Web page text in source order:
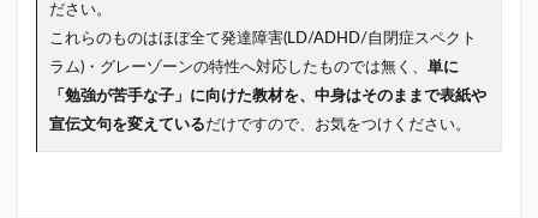
ださい。
これらのものはほぼ全て発達障害(LD/ADHD/自閉症スペクト
ラム)・グレーゾーンの特性へ対応したものでは無く、 単に
「勉強が苦手な子」に向けた教材を、中身はそのままで表紙や
宣伝文句を変えているだけですので、お気をつけください。